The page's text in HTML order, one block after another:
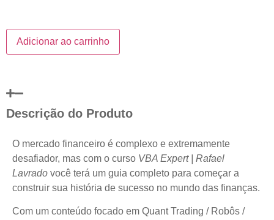
Adicionar ao carrinho
Descrição do Produto
O mercado financeiro é complexo e extremamente
desafiador, mas com o curso VBA Expert | Rafael
Lavrado você terá um guia completo para começar a
construir sua história de sucesso no mundo das finanças.
Com um conteúdo focado em Quant Trading / Robôs /